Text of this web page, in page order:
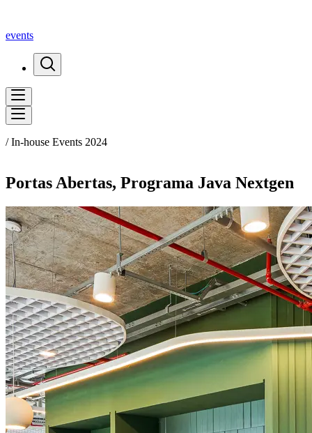
events
/ In-house Events 2024
Portas Abertas, Programa Java Nextgen